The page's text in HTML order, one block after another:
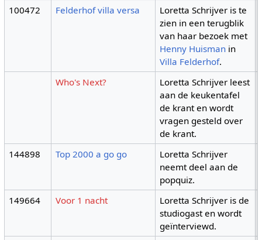
100472 Felderhof villa versa
Loretta Schrijver is te
zien in een terugblik
van haar bezoek met
Henny Huisman in
Villa Felderhof.
Who's Next?
Loretta Schrijver leest
aan de keukentafel
de krant en wordt
vragen gesteld over
de krant.
144898 Top 2000 a go go
Loretta Schrijver
neemt deel aan de
popquiz.
149664 Voor 1 nacht
Loretta Schrijver is de
studiogast en wordt
geïnterviewd.